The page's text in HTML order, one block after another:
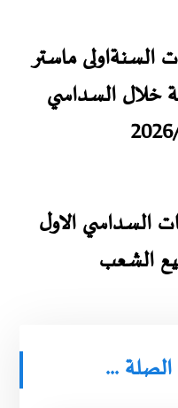
السنةاولى ماستر
خلال السداسي
السداسي الاول
...